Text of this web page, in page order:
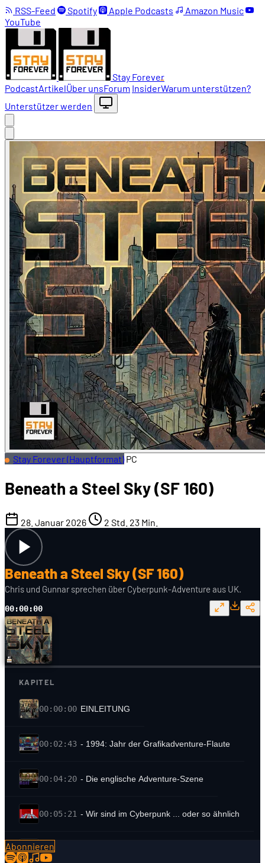
RSS-Feed Spotify Apple Podcasts
Amazon Music
YouTube
Stay Forever
PodcastArtikelÜber unsForum InsiderWarum unterstützen?
Unterstützer werden
Stay Forever (Hauptformat) PC
Beneath a Steel Sky (SF 160)
28. Januar 2026 2 Std. 23 Min.
Beneath a Steel Sky (SF 160)
Chris und Gunnar sprechen über Cyberpunk-Adventure aus UK.
00:00:00
KAPITEL
00:00:00 EINLEITUNG
00:02:43 - 1994: Jahr der Grafikadventure-Flaute
00:04:20 - Die englische Adventure-Szene
00:05:21 - Wir sind im Cyberpunk ... oder so ähnlich
00:06:57
Abonnieren